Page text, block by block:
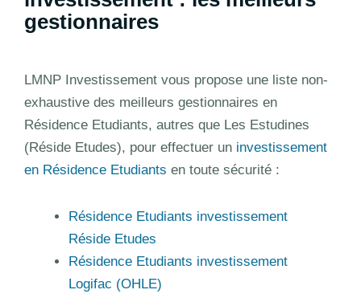
gestionnaires
LMNP Investissement vous propose une liste non-
exhaustive des meilleurs gestionnaires en
Résidence Etudiants, autres que Les Estudines
(Réside Etudes), pour effectuer un investissement
en Résidence Etudiants en toute sécurité :
Résidence Etudiants investissement
Réside Etudes
Résidence Etudiants investissement
Logifac (OHLE)